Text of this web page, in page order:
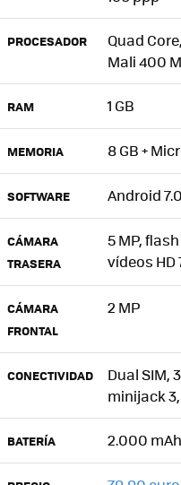
PROCESADOR
Quad
Mali 400
RAM 1 GB
MEMORIA 8 GB +
SOFTWARE Android
CÁMARA
TRASERA
5 MP,
vídeos HD
CÁMARA
FRONTAL
2 MP
CONECTIVIDAD
Dual SIM,
minijack
BATERÍA 2.000 mAh